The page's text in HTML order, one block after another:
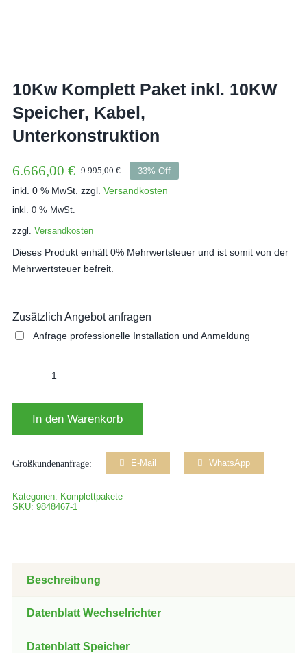
10Kw Komplett Paket inkl. 10KW
Speicher, Kabel,
Unterkonstruktion
9.995,00€Ursprünglicher
Preis
6.666,00 €
Aktueller
Preis
33% Off
inkl. 0 % MwSt. zzgl. Versandkosten
inkl. 0 % MwSt.
zzgl. Versandkosten
Dieses Produkt enhält 0% Mehrwertsteuer und ist somit von der
Mehrwertsteuer befreit.
Zusätzlich Angebot anfragen
Anfrage professionelle Installation und Anmeldung
Komplett
Paket
10KW
Kabel,
Unterkonstruktion
In den Warenkorb
Großkundenanfrage: E-Mail WhatsApp
Kategorien: Komplettpakete
SKU: 9848467-1
Beschreibung
Datenblatt Wechselrichter
Datenblatt Speicher